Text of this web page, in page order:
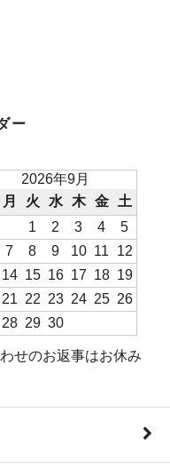
ー
2026年9月
月 火 水 木 金
土
1
2 3 4
5
7 8 9 10 11
12
14 15 16 17 18 19
21 22 23 24 25 26
28 29 30
せのお返事はお休み